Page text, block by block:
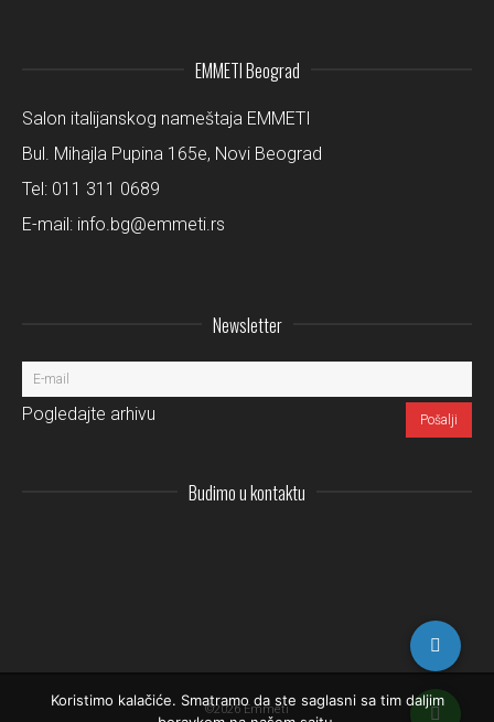
EMMETI Beograd
Salon italijanskog nameštaja EMMETI
Bul. Mihajla Pupina 165e, Novi Beograd
Tel: 011 311 0689
E-mail: info.bg@emmeti.rs
Newsletter
Pogledajte arhivu
Budimo u kontaktu
©2026 Emmeti
Koristimo kalačiće. Smatramo da ste saglasni sa tim daljim